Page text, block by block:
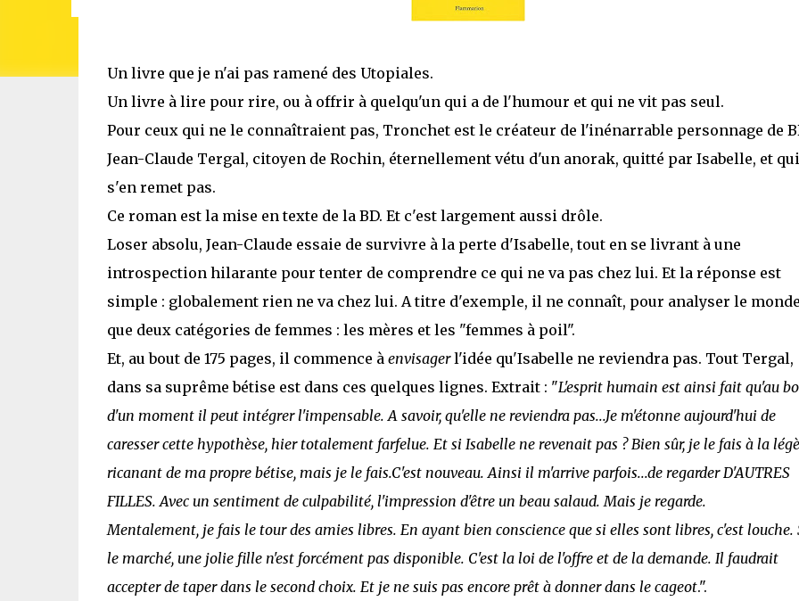
Un livre que je n'ai pas ramené des Utopiales.
Un livre à lire pour rire, ou à offrir à quelqu'un qui a de l'humour et qui ne vit pas seul.
Pour ceux qui ne le connaîtraient pas, Tronchet est le créateur de l'inénarrable personnage de
Jean-Claude Tergal, citoyen de Rochin, éternellement vétu d'un anorak, quitté par Isabelle, et
s'en remet pas.
Ce roman est la mise en texte de la BD. Et c'est largement aussi drôle.
Loser absolu, Jean-Claude essaie de survivre à la perte d'Isabelle, tout en se livrant à une
introspection hilarante pour tenter de comprendre ce qui ne va pas chez lui. Et la réponse est
simple : globalement rien ne va chez lui. A titre d'exemple, il ne connaît, pour analyser le
que deux catégories de femmes : les mères et les "femmes à poil".
Et, au bout de 175 pages, il commence à envisagerl'idée qu'Isabelle ne reviendra pas. Tout Tergal,
dans sa suprême bétise est dans ces quelques lignes. Extrait : "L'esprit humain est ainsi fait qu'au
d'un moment il peut intégrer l'impensable. A savoir, qu'elle ne reviendra pas...Je m'étonne aujourd'hui de
caresser cette hypothèse, hier totalement farfelue. Et si Isabelle ne revenait pas ? Bien sûr, je le fais à la
ricanant de ma propre bétise, mais je le fais.C'est nouveau. Ainsi il m'arrive parfois...de regarder D'AUTRES
FILLES. Avec un sentiment de culpabilité, l'impression d'être un beau salaud. Mais je regarde.
Mentalement, je fais le tour des amies libres. En ayant bien conscience que si elles sont libres, c'est louche.
le marché, une jolie fille n'est forcément pas disponible. C'est la loi de l'offre et de la demande. Il faudrait
accepter de taper dans le second choix. Et je ne suis pas encore prêt à donner dans le cageot.".